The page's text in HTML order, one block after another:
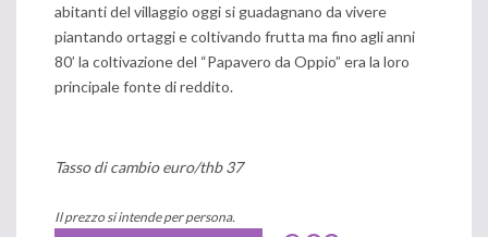
abitanti del villaggio oggi si guadagnano da vivere
piantando ortaggi e coltivando frutta ma fino agli anni
80’ la coltivazione del “Papavero da Oppio” era la loro
principale fonte di reddito.
Tasso di cambio euro/thb 37
Il prezzo si intende per persona.